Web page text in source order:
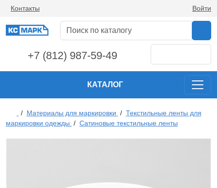
Контакты Войти
+7 (812) 987-59-49
КАТАЛОГ
/ Материалы для маркировки / Текстильные ленты для
маркировки одежды / Сатиновые текстильные ленты